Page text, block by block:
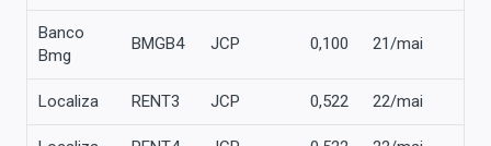
Banco
Bmg
BMGB4 JCP 0,100 21/mai
Localiza RENT3 JCP 0,522 22/mai